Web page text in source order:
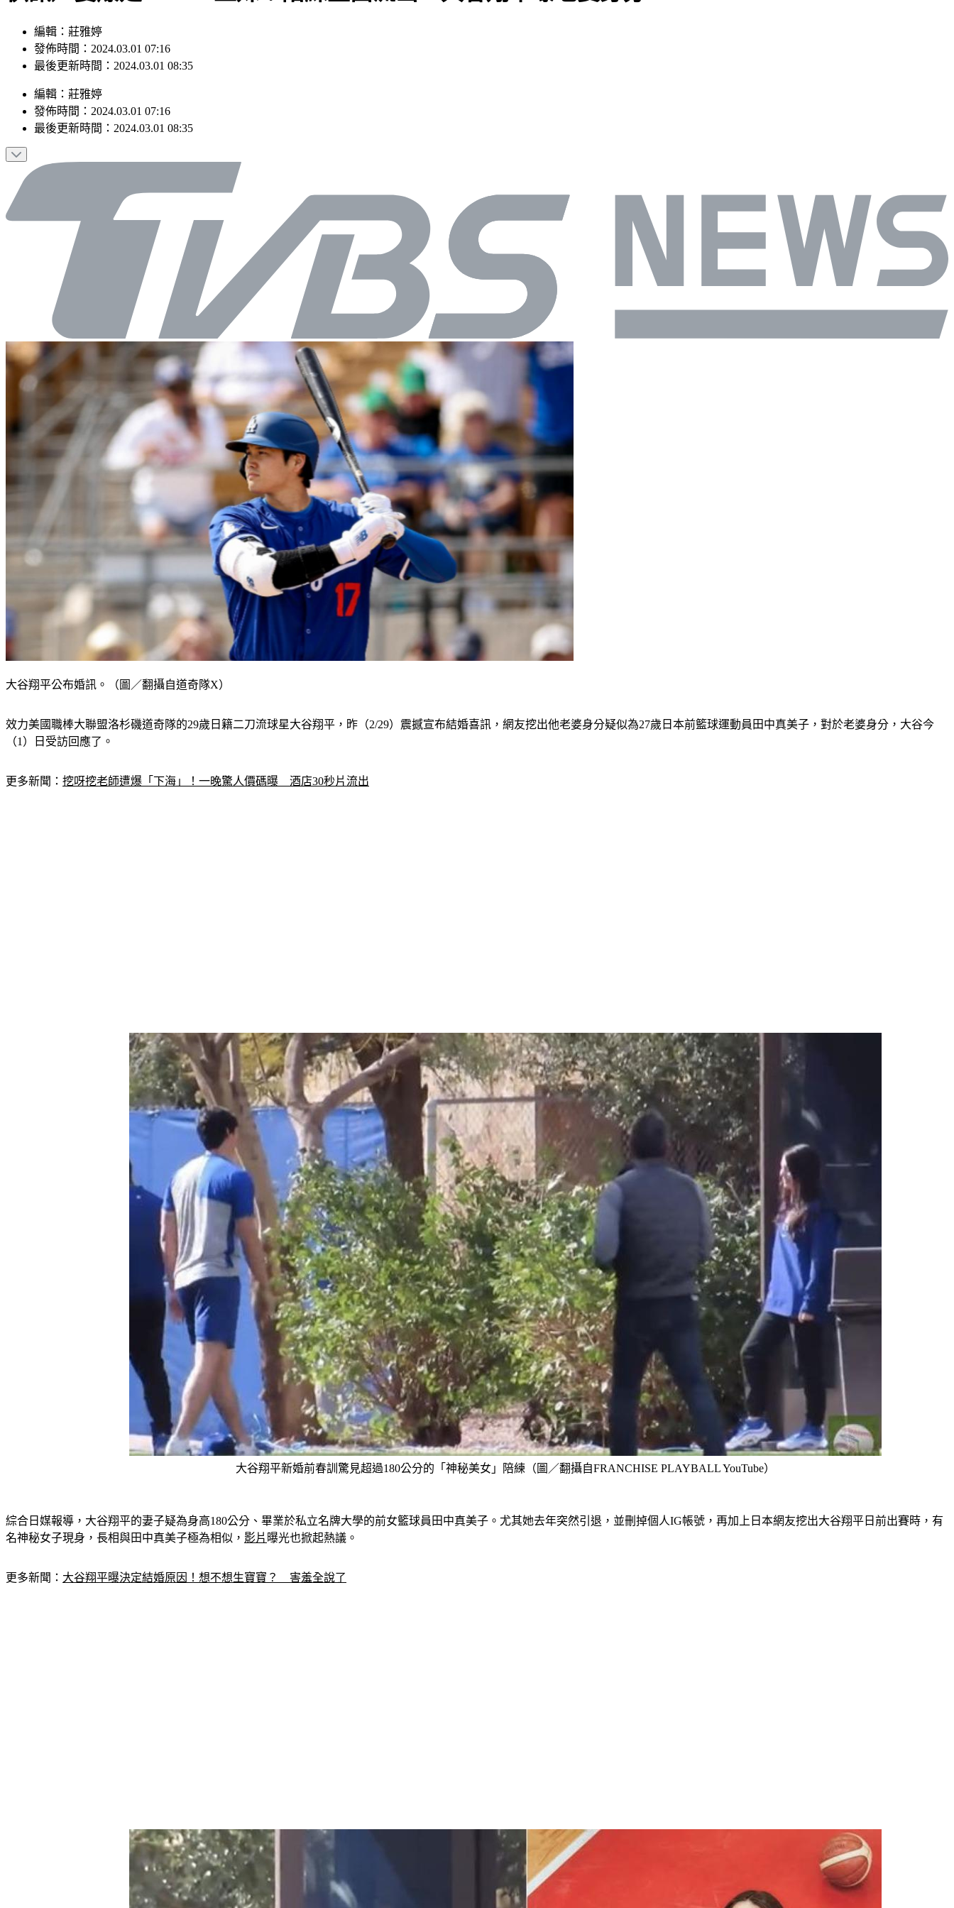
編輯：莊雅婷
發佈時間：2024.03.01 07:16
最後更新時間：2024.03.01 08:35
編輯 ： 莊雅婷
發佈時間： 2024.03.01 07:16
最後更新時間： 2024.03.01 08:35
大谷翔平公布婚訊。（圖／翻攝自道奇隊X）
效力美國職棒大聯盟洛杉磯道奇隊的29歲日籍二刀流球星大谷翔平，昨（2/29）震撼宣布結婚喜訊，網友挖出他老婆身分疑似為27歲日本前籃球運動員田中真美子，對於老婆身分，大谷今
（1）日受訪回應了。
更多新聞： 挖呀挖老師遭爆「下海」！一晚驚人價碼曝　酒店30秒片流出
大谷翔平新婚前春訓驚見超過180公分的「神秘美女」陪練（圖／翻攝自FRANCHISE PLAYBALL YouTube）
綜合日媒報導，大谷翔平的妻子疑為身高180公分、畢業於私立名牌大學的前女籃球員田中真美子。尤其她去年突然引退，並刪掉個人IG帳號，再加上日本網友挖出大谷翔平日前出賽時，有
名神秘女子現身，長相與田中真美子極為相似， 影片 曝光也掀起熱議。
更多新聞： 大谷翔平曝決定結婚原因！想不想生寶寶？　害羞全說了